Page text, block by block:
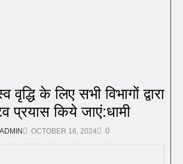
वृद्धि के लिए सभी विभागों द्वारा
प्रयास किये जाएं:धामी
ADMIN OCTOBER 16, 2024 0